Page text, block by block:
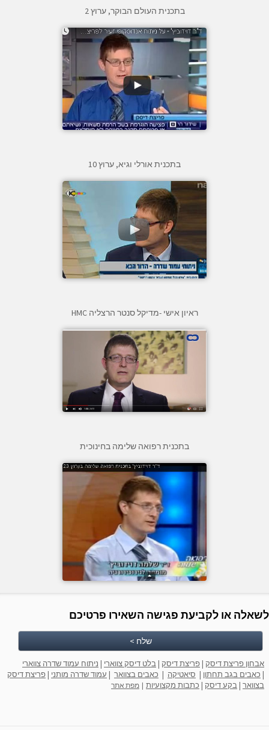
בתכנית העולם הבוקר, ערוץ 2
בתכנית אורלי וגיא, ערוץ 10
ראיון אישי -מדיקל סנטר הרצליה HMC
בתכנית רפואה שלימה בחינוכית
לשאלה או לקביעת פגישה השאירו פרטיכם
שלח >
אבחון פריצת דיסק | פריצת דיסק | בלט דיסק צווארי | ניתוח עמוד שדרה צווארי
| כאבים בגב תחתון | סיאטיקה | כאבים בצוואר | עמוד שדרה מותני | פריצת דיסק
בצוואר | בקע דיסק | כתבות מקצועיות | מפת אתר